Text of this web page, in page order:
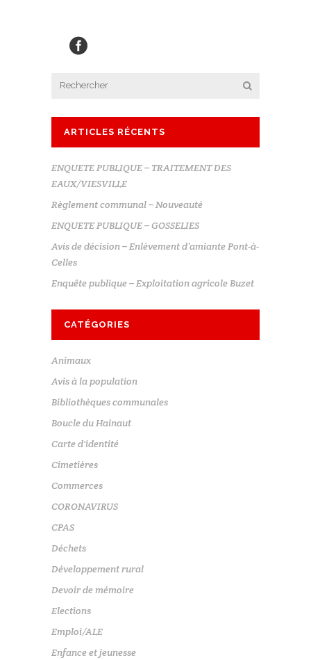
ARTICLES RÉCENTS
ENQUETE PUBLIQUE – TRAITEMENT DES
EAUX/VIESVILLE
Règlement communal – Nouveauté
ENQUETE PUBLIQUE – GOSSELIES
Avis de décision – Enlèvement d’amiante Pont-à-
Celles
Enquête publique – Exploitation agricole Buzet
CATÉGORIES
Animaux
Avis à la population
Bibliothèques communales
Boucle du Hainaut
Carte d'identité
Cimetières
Commerces
CORONAVIRUS
CPAS
Déchets
Développement rural
Devoir de mémoire
Elections
Emploi/ALE
Enfance et jeunesse